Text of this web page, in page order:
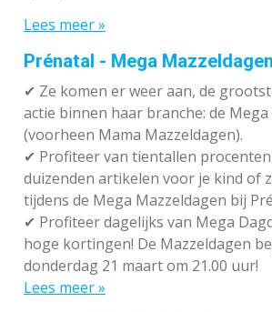
Lees meer »
Prénatal - Mega Mazzeldagen
✔ Ze komen er weer aan, de
actie binnen haar branche: de
(voorheen Mama Mazzeldagen).
✔ Profiteer van tientallen
duizenden artikelen voor je kind of
tijdens de Mega Mazzeldagen bij
✔ Profiteer dagelijks van Mega
hoge kortingen! De Mazzeldagen
donderdag 21 maart om 21.00 uur!
Lees meer »